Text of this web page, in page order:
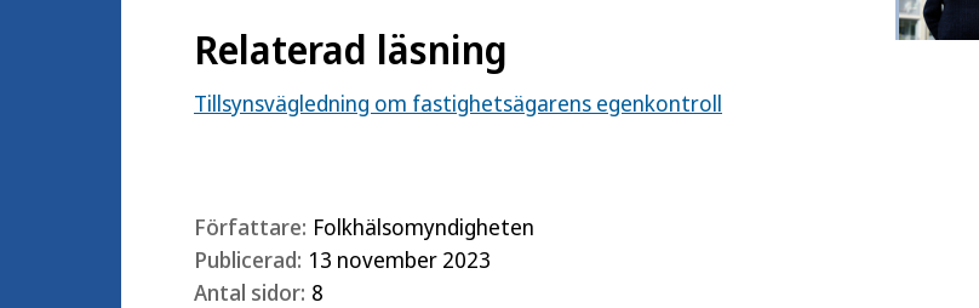
Relaterad läsning
Tillsynsvägledning om fastighetsägarens egenkontroll
Författare: Folkhälsomyndigheten
Publicerad: 13 november 2023
Antal sidor: 8